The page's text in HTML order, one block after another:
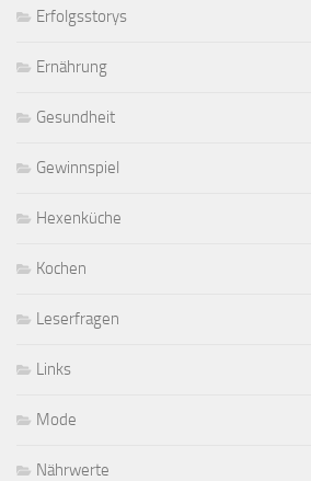
Erfolgsstorys
Ernährung
Gesundheit
Gewinnspiel
Hexenküche
Kochen
Leserfragen
Links
Mode
Nährwerte